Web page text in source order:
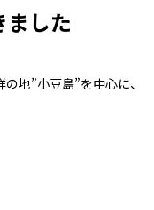
ました
地”小豆島”を中心に、